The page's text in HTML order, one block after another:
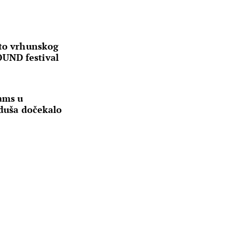
vrhunskog
festival
u
dočekalo